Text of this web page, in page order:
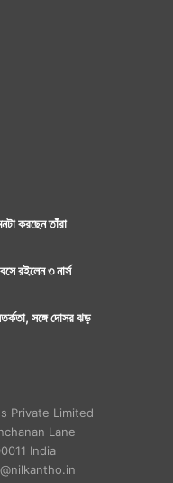
করছেন তাঁরা
রইলেন ৩ নার্স
সঙ্গে দোসর ঝড়
Private Limited
Lane
India